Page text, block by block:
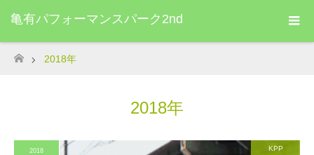
亀有パフォーマンスパーク2nd
ホーム
2018年
2018年
2018 KPP